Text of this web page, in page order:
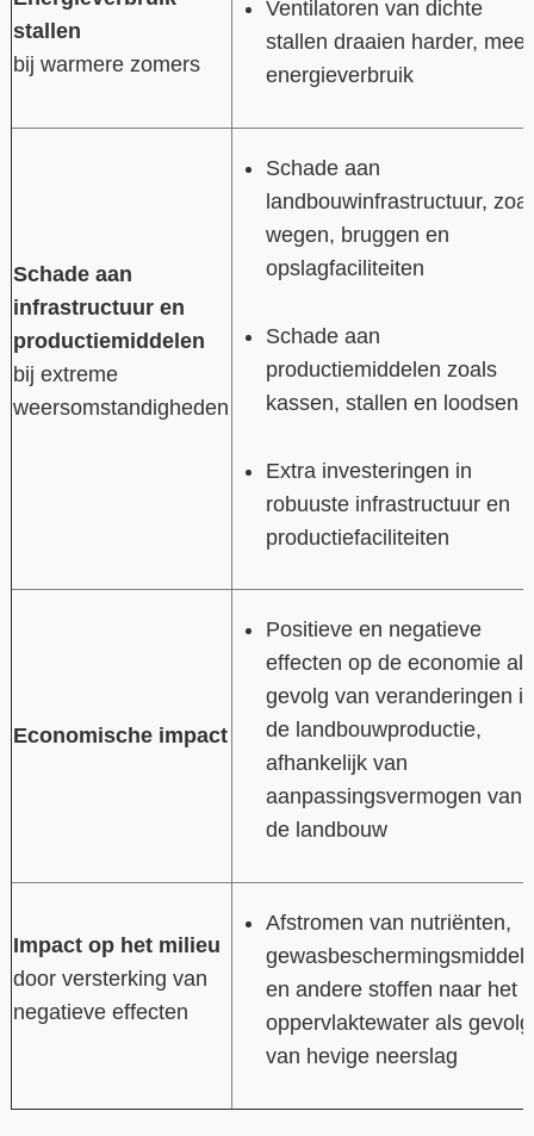
stallen
bij warmere zomers
Ventilatoren van dichte
stallen draaien harder, meer
energieverbruik
Schade aan
infrastructuur en
productiemiddelen
bij extreme
weersomstandigheden
Schade aan
landbouwinfrastructuur,
wegen, bruggen en
opslagfaciliteiten
Schade aan
productiemiddelen zoals
kassen, stallen en loodsen
Extra investeringen in
robuuste infrastructuur en
productiefaciliteiten
Economische impact
Positieve en negatieve
effecten op de economie als
gevolg van veranderingen in
de landbouwproductie,
afhankelijk van
aanpassingsvermogen van
de landbouw
Impact op het milieu
door versterking van
negatieve effecten
Afstromen van nutriënten,
en andere stoffen naar het
oppervlaktewater als gevolg
van hevige neerslag